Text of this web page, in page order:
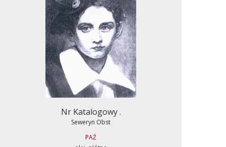
Nr Katalogowy .
Seweryn Obst
PAŹ